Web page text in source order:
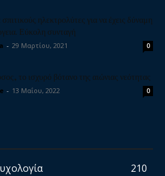
σπιτικούς ηλεκτρολύτες για να έχεις δύναμη
Εύκολη συνταγή
- 29 Μαρτίου, 2021 0
το ισχυρό βότανο της αιώνιας νεότητας
- 13 Μαΐου, 2022 0
210